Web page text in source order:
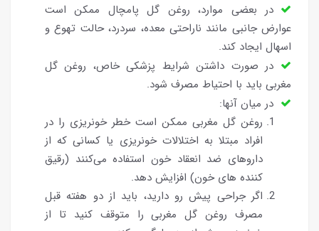
در بعضی موارد، روغن گل پامچال ممکن است
عوارض جانبی مانند ناراحتی معده، سردرد، حالت تهوع و
اسهال ایجاد کند.
در صورت داشتن شرایط پزشکی خاص، روغن گل
مغربی باید با احتیاط مصرف شود.
در میان آنها:
روغن گل مغربی ممکن است خطر خونریزی را در
افراد مبتلا به اختلالات خونریزی یا کسانی که از
داروهای ضد انعقاد خون استفاده می‌کنند (رقیق
کننده های خون) افزایش دهد.
اگر جراحی پیش رو دارید، باید از دو هفته قبل
مصرف روغن گل مغربی را متوقف کنید تا از